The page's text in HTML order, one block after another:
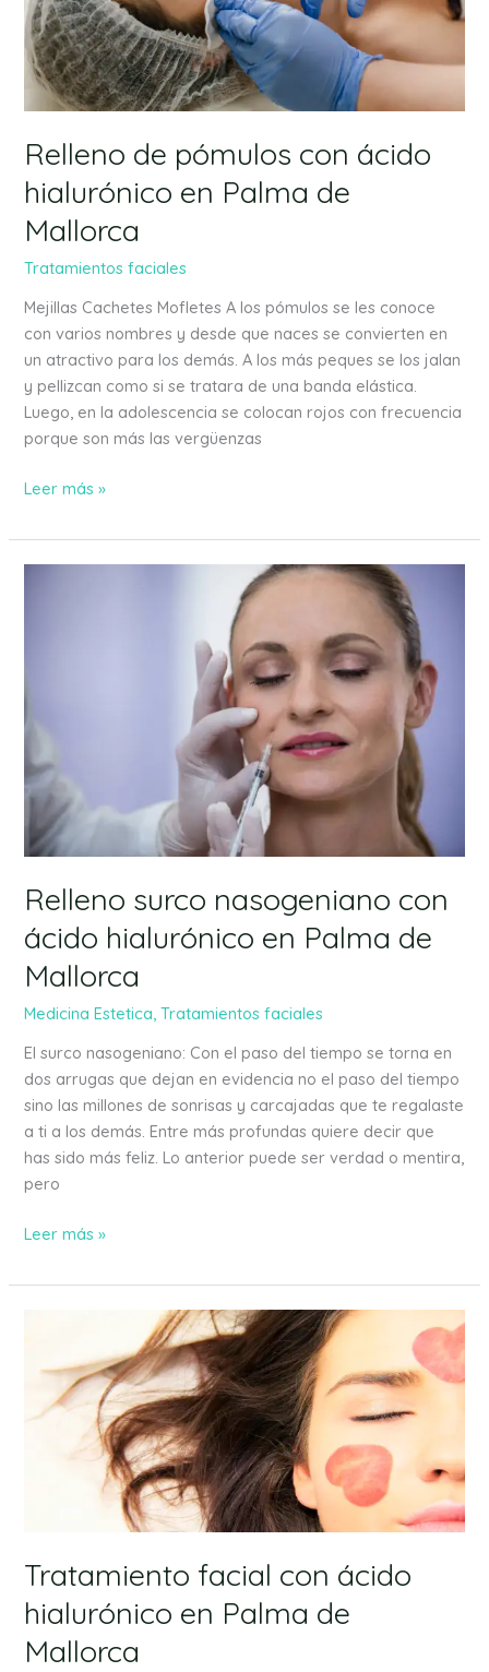
Relleno de pómulos con ácido
hialurónico en Palma de
Mallorca
Tratamientos faciales
Mejillas Cachetes Mofletes A los pómulos se les conoce
con varios nombres y desde que naces se convierten en
un atractivo para los demás. A los más peques se los jalan
y pellizcan como si se tratara de una banda elástica.
Luego, en la adolescencia se colocan rojos con frecuencia
porque son más las vergüenzas
Palma
de
Mallorca
Leer más »
Relleno surco nasogeniano con
ácido hialurónico en Palma de
Mallorca
Medicina Estetica ,Tratamientos faciales
El surco nasogeniano: Con el paso del tiempo se torna en
dos arrugas que dejan en evidencia no el paso del tiempo
sino las millones de sonrisas y carcajadas que te regalaste
a ti a los demás. Entre más profundas quiere decir que
has sido más feliz. Lo anterior puede ser verdad o mentira,
pero
Palma
de
Mallorca
Leer más »
Tratamiento facial con ácido
hialurónico en Palma de
Mallorca
con
ácido
hialurónico